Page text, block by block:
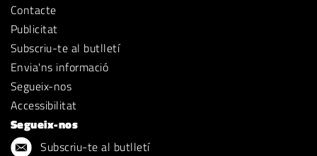
Contacte
Publicitat
Subscriu-te al butlletí
Envia'ns informació
Segueix-nos
Accessibilitat
Segueix-nos
Subscriu-te al butlletí